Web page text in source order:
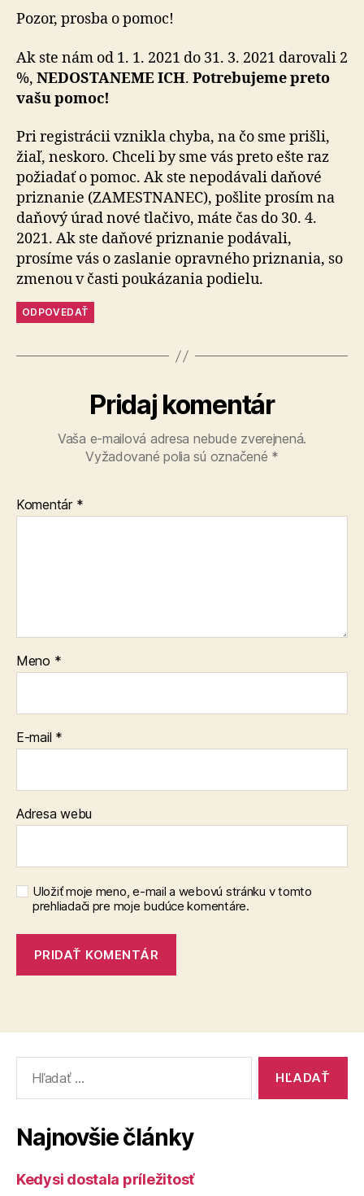
Pozor, prosba o pomoc!
Ak ste nám od 1. 1. 2021 do 31. 3. 2021 darovali 2
%, NEDOSTANEME ICH. Potrebujeme preto
vašu pomoc!
Pri registrácii vznikla chyba, na čo sme prišli,
žiaľ, neskoro. Chceli by sme vás preto ešte raz
požiadať o pomoc. Ak ste nepodávali daňové
priznanie (ZAMESTNANEC), pošlite prosím na
daňový úrad nové tlačivo, máte čas do 30. 4.
2021. Ak ste daňové priznanie podávali,
prosíme vás o zaslanie opravného priznania, so
zmenou v časti poukázania podielu.
ODPOVEDAŤ
Pridaj komentár
Vaša e-mailová adresa nebude zverejnená.
Vyžadované polia sú označené *
Komentár *
Meno *
E-mail *
Adresa webu
Uložiť moje meno, e-mail a webovú stránku v tomto
prehliadači pre moje budúce komentáre.
Najnovšie články
Kedysi dostala príležitosť